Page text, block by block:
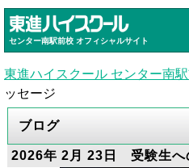
センター南駅前校 オフィシャルサイト
東進ハイスクール センター南
ッセージ
ブログ
2026年 2月 23日 受験生へ